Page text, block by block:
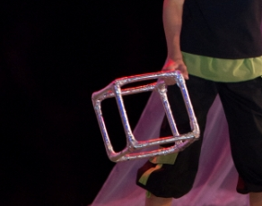
досуговый центр «Шелковик»
культуры Приднестровской
Народный цирковой коллектив
Григориопольского района,
Приднестровской Молдавской
Народный цирковой коллектив
Слободзейского района,
Приднестровской Молдавской